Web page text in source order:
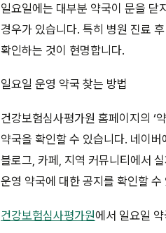
일요일에는 대부분 약국이 문을 닫
경우가 있습니다. 특히 병원 진료
확인하는 것이 현명합니다.
일요일 운영 약국 찾는 방법
건강보험심사평가원 홈페이지의 ‘
약국을 확인할 수 있습니다. 네이버
블로그, 카페, 지역 커뮤니티에서
운영 약국에 대한 공지를 확인할 수
건강보험심사평가원에서 일요일 약